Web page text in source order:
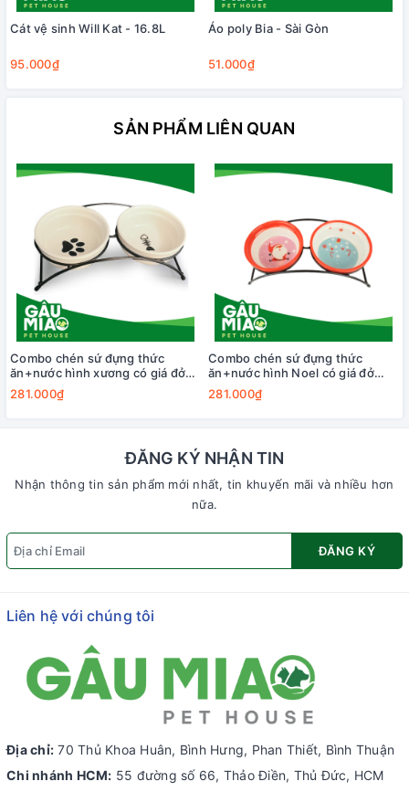
Cát vệ sinh Will Kat - 16.8L
95.000₫
Áo poly Bia - Sài Gòn
51.000₫
SẢN PHẨM LIÊN QUAN
Combo chén sứ đựng thức
ăn+nước hình xương có giá đở
12.5*5cm LWS-5330
281.000₫
Combo chén sứ đựng thức
ăn+nước hình Noel có giá đở
12.5*5cm LWS165023
281.000₫
ĐĂNG KÝ NHẬN TIN
Nhận thông tin sản phẩm mới nhất, tin khuyến mãi và nhiều hơn
nữa.
ĐĂNG KÝ
Liên hệ với chúng tôi
Địa chỉ: 70 Thủ Khoa Huân, Bình Hưng, Phan Thiết, Bình Thuận
Chi nhánh HCM: 55 đường số 66, Thảo Điền, Thủ Đức, HCM